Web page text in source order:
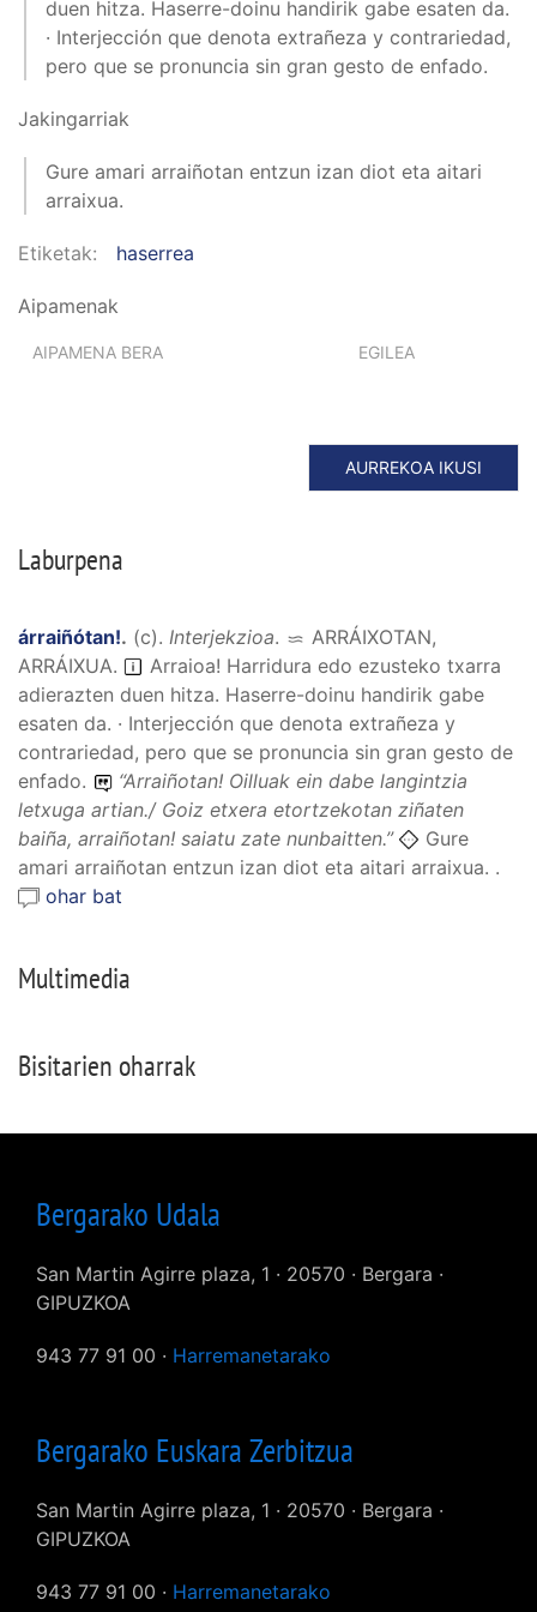
duen hitza. Haserre-doinu handirik gabe esaten da.
· Interjección que denota extrañeza y contrariedad,
pero que se pronuncia sin gran gesto de enfado.
Jakingarriak
Gure amari arraiñotan entzun izan diot eta aitari
arraixua.
Etiketak haserrea
Aipamenak
AIPAMENA BERA EGILEA
AURREKOA IKUSI
Laburpena
árraiñótan!. (c). Interjekzioa.
ARRÁIXOTAN,
ARRÁIXUA.
Arraioa! Harridura edo ezusteko txarra
adierazten duen hitza. Haserre-doinu handirik gabe
esaten da. · Interjección que denota extrañeza y
contrariedad, pero que se pronuncia sin gran gesto de
enfado.
“Arraiñotan! Oilluak ein dabe langintzia
letxuga artian./ Goiz etxera etortzekotan ziñaten
baiña, arraiñotan! saiatu zate nunbaitten.”
Gure
amari arraiñotan entzun izan diot eta aitari arraixua. .
ohar bat
Multimedia
Bisitarien oharrak
Bergarako Udala
San Martin Agirre plaza, 1 · 20570 · Bergara ·
GIPUZKOA
943 77 91 00 · Harremanetarako
Bergarako Euskara Zerbitzua
San Martin Agirre plaza, 1 · 20570 · Bergara ·
GIPUZKOA
943 77 91 00 · Harremanetarako